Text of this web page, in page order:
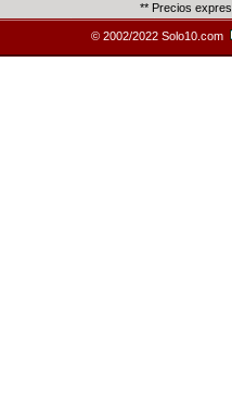
** Precios
© 2002/2022 Solo10.com